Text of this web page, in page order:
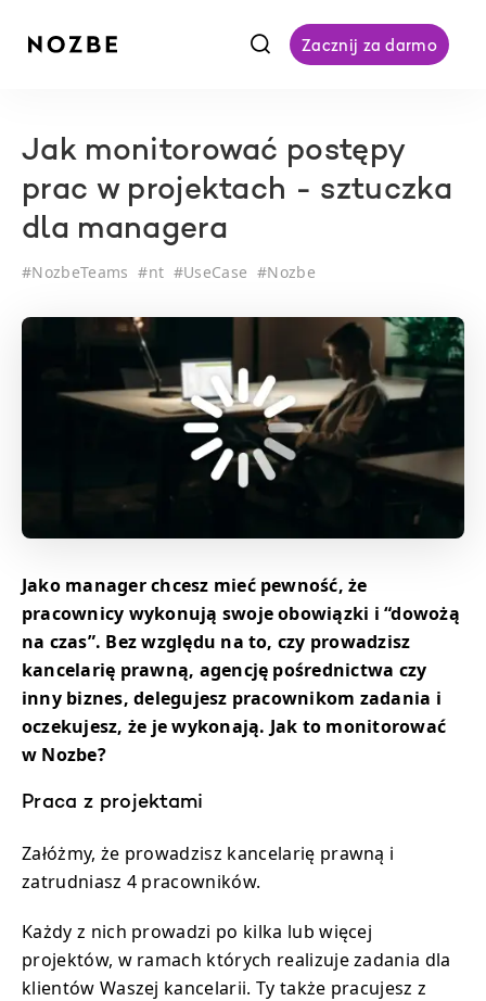
f Zacznij za darmo
Jak monitorować postępy
prac w projektach - sztuczka
dla managera
#NozbeTeams #nt #UseCase #Nozbe
Jako manager chcesz mieć pewność, że
pracownicy wykonują swoje obowiązki i “dowożą
na czas”. Bez względu na to, czy prowadzisz
kancelarię prawną, agencję pośrednictwa czy
inny biznes, delegujesz pracownikom zadania i
oczekujesz, że je wykonają. Jak to monitorować
w Nozbe?
Praca z projektami
Załóżmy, że prowadzisz kancelarię prawną i
zatrudniasz 4 pracowników.
Każdy z nich prowadzi po kilka lub więcej
projektów, w ramach których realizuje zadania dla
klientów Waszej kancelarii. Ty także pracujesz z